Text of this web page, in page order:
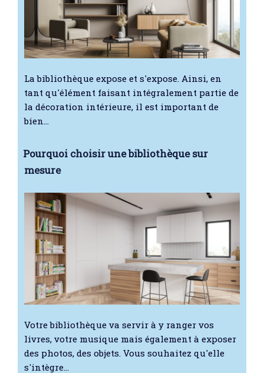
La bibliothèque expose et s'expose. Ainsi, en
tant qu'élément faisant intégralement partie de
la décoration intérieure, il est important de
bien…
Pourquoi choisir une bibliothèque sur
mesure
Votre bibliothèque va servir à y ranger vos
livres, votre musique mais également à exposer
des photos, des objets. Vous souhaitez qu'elle
s'intègre…